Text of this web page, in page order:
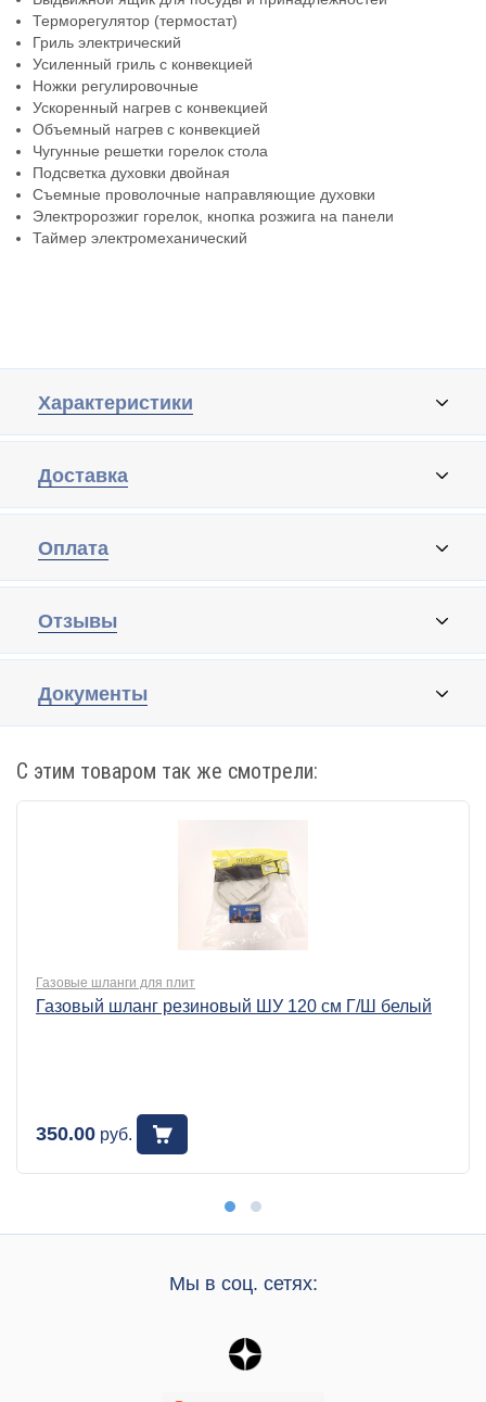
Терморегулятор (термостат)
Гриль электрический
Усиленный гриль с конвекцией
Ножки регулировочные
Ускоренный нагрев с конвекцией
Объемный нагрев с конвекцией
Чугунные решетки горелок стола
Подсветка духовки двойная
Съемные проволочные направляющие духовки
Электророзжиг горелок, кнопка розжига на панели
Таймер электромеханический
Характеристики
Доставка
Оплата
Отзывы
Документы
С этим товаром так же смотрели:
Газовые шланги для плит
Газовый шланг резиновый ШУ 120 см Г/Ш белый
350.00 руб.
Мы в соц. сетях: